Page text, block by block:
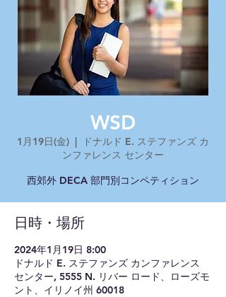
WSD
1月19日(金)
  |
ドナルド E. ステファンズ カ
ンファレンス センター
西郊外 DECA 部門別コンペティション
日時・場所
2024年1月19日 8:00
ドナルド E. ステファンズ カンファレンス
センター, 5555 N. リバー ロード、ローズモ
ント、イリノイ州 60018